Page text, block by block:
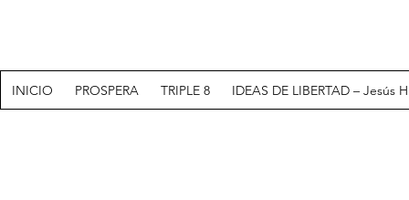
INICIO PROSPERA TRIPLE 8 IDEAS DE LIBERTAD – Jesús